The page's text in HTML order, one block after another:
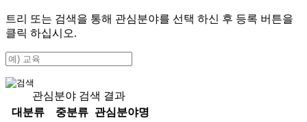
트리 또는 검색을 통해 관심분야를 선택 하신 후 등록 버튼을
클릭 하십시오.
관심분야 검색 결과
대분류
중분류
관심분야명